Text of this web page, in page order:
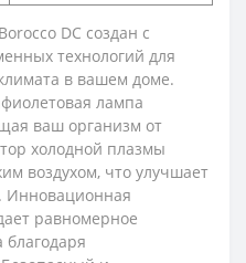
DC создан с
технологий для
в вашем доме.
лампа
ваш организм от
холодной плазмы
воздухом, что улучшает
Инновационная
равномерное
благодаря